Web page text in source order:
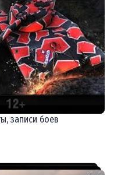
записи боев